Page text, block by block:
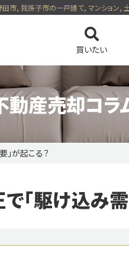
買いたい
ピックアップ物件特集 vol.1
られる土地 無料会員システ
動産売却コラ
が起こる？
「駆け込み需